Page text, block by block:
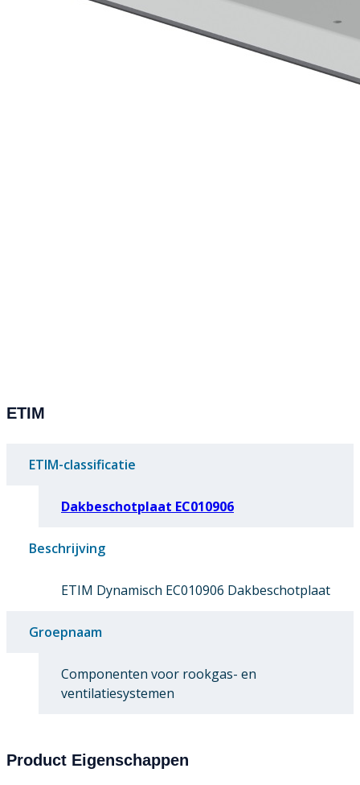
ETIM
ETIM-classificatie
Dakbeschotplaat EC010906
Beschrijving
ETIM Dynamisch EC010906 Dakbeschotplaat
Groepnaam
Componenten voor rookgas- en
ventilatiesystemen
Product Eigenschappen